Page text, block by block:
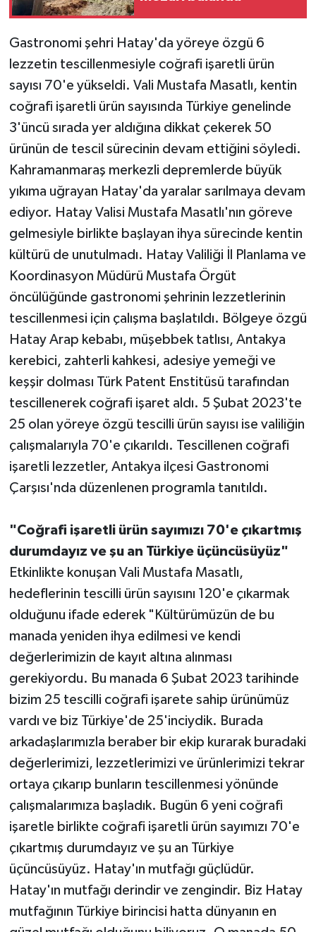
Gastronomi şehri Hatay'da yöreye özgü 6
lezzetin tescillenmesiyle coğrafi işaretli ürün
sayısı 70'e yükseldi. Vali Mustafa Masatlı, kentin
coğrafi işaretli ürün sayısında Türkiye genelinde
3'üncü sırada yer aldığına dikkat çekerek 50
ürünün de tescil sürecinin devam ettiğini söyledi.
Kahramanmaraş merkezli depremlerde büyük
yıkıma uğrayan Hatay'da yaralar sarılmaya devam
ediyor. Hatay Valisi Mustafa Masatlı'nın göreve
gelmesiyle birlikte başlayan ihya sürecinde kentin
kültürü de unutulmadı. Hatay Valiliği İl Planlama ve
Koordinasyon Müdürü Mustafa Örgüt
öncülüğünde gastronomi şehrinin lezzetlerinin
tescillenmesi için çalışma başlatıldı. Bölgeye özgü
Hatay Arap kebabı, müşebbek tatlısı, Antakya
kerebici, zahterli kahkesi, adesiye yemeği ve
keşşir dolması Türk Patent Enstitüsü tarafından
tescillenerek coğrafi işaret aldı. 5 Şubat 2023'te
25 olan yöreye özgü tescilli ürün sayısı ise valiliğin
çalışmalarıyla 70'e çıkarıldı. Tescillenen coğrafi
işaretli lezzetler, Antakya ilçesi Gastronomi
Çarşısı'nda düzenlenen programla tanıtıldı.
"Coğrafi işaretli ürün sayımızı 70'e çıkartmış
durumdayız ve şu an Türkiye üçüncüsüyüz"
Etkinlikte konuşan Vali Mustafa Masatlı,
hedeflerinin tescilli ürün sayısını 120'e çıkarmak
olduğunu ifade ederek "Kültürümüzün de bu
manada yeniden ihya edilmesi ve kendi
değerlerimizin de kayıt altına alınması
gerekiyordu. Bu manada 6 Şubat 2023 tarihinde
bizim 25 tescilli coğrafi işarete sahip ürünümüz
vardı ve biz Türkiye'de 25'inciydik. Burada
arkadaşlarımızla beraber bir ekip kurarak buradaki
değerlerimizi, lezzetlerimizi ve ürünlerimizi tekrar
ortaya çıkarıp bunların tescillenmesi yönünde
çalışmalarımıza başladık. Bugün 6 yeni coğrafi
işaretle birlikte coğrafi işaretli ürün sayımızı 70'e
çıkartmış durumdayız ve şu an Türkiye
üçüncüsüyüz. Hatay'ın mutfağı güçlüdür.
Hatay'ın mutfağı derindir ve zengindir. Biz Hatay
mutfağının Türkiye birincisi hatta dünyanın en